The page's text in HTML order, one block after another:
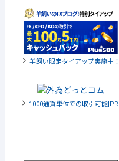
羊飼い限定タイアップ実施中！
1000通貨単位での取引可能[PR]